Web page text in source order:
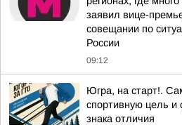
заявил вице-
совещании по
России
09:12
Югра, на старт!.
спортивную цель и
знака отличия